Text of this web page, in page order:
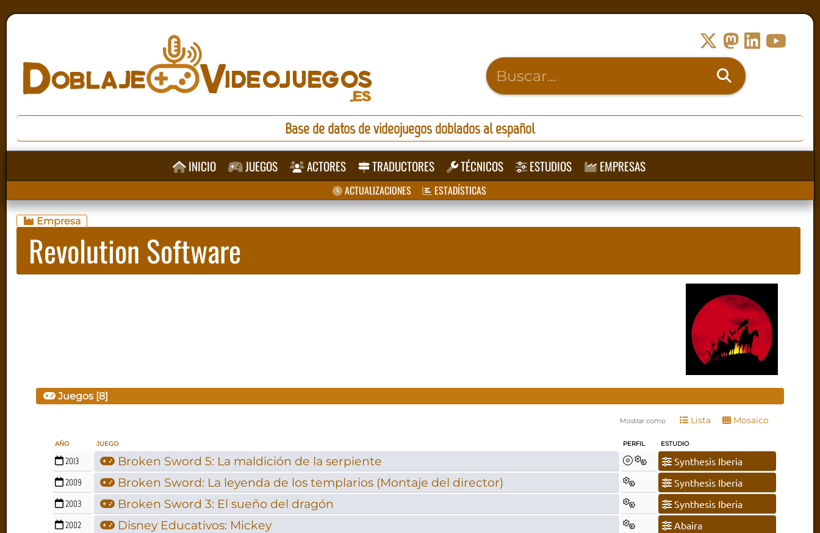
Base de datos de videojuegos doblados al español
INICIO JUEGOS ACTORES TRADUCTORES TÉCNICOS ESTUDIOS EMPRESAS
ACTUALIZACIONES ESTADÍSTICAS
Empresa
Revolution Software
Juegos [8]
Mostrar como Lista Mosaico
AÑO JUEGO PERFIL ESTUDIO
2013 Broken Sword 5: La maldición de la serpiente Synthesis Iberia
2009 Broken Sword: La leyenda de los templarios (Montaje del director) Synthesis Iberia
2003 Broken Sword 3: El sueño del dragón Synthesis Iberia
2002 Disney Educativos: Mickey Abaira